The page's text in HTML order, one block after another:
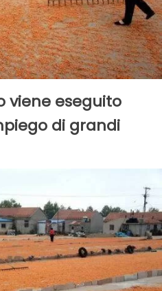
viene eseguito
di grandi